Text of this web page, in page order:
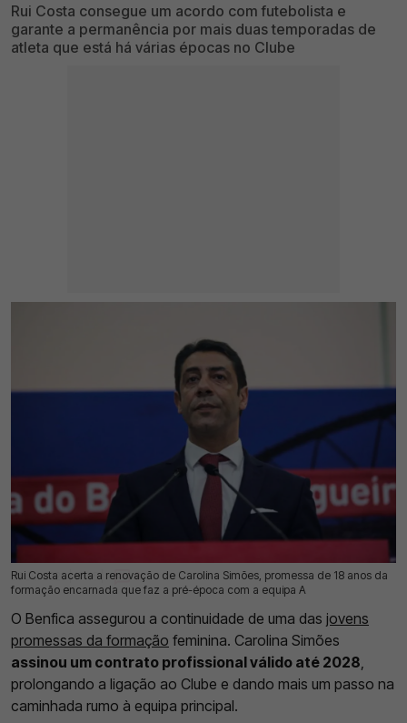
Rui Costa consegue um acordo com futebolista e
garante a permanência por mais duas temporadas de
atleta que está há várias épocas no Clube
Rui Costa acerta a renovação de Carolina Simões, promessa de 18 anos da
formação encarnada que faz a pré-época com a equipa A
29 Jul 2026 | 17:46 | 0
O Benfica assegurou a continuidade de uma das jovens
promessas da formação feminina. Carolina Simões
assinou um contrato profissional válido até 2028
prolongando a ligação ao Clube e dando mais um passo na
caminhada rumo à equipa principal.